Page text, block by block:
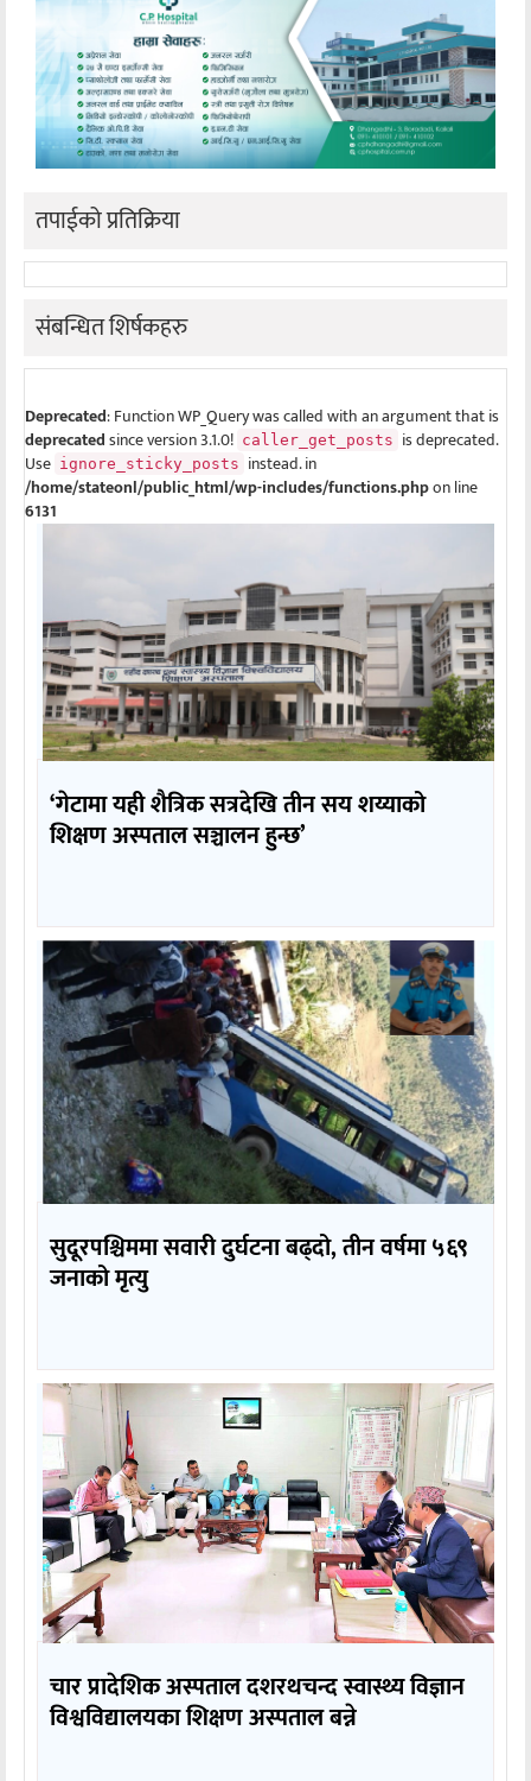
तपाईको प्रतिक्रिया
संबन्धित शिर्षकहरु
Deprecated: Function WP_Query was called with an argument that is
deprecatedsince version 3.1.0! caller_get_posts is deprecated.
Use ignore_sticky_posts instead. in
/home/stateonl/public_html/wp-includes/functions.phpon line
6131
‘गेटामा यही शैत्रिक सत्रदेखि तीन सय शय्याको
शिक्षण अस्पताल सञ्चालन हुन्छ’
सुदूरपश्चिममा सवारी दुर्घटना बढ्दो, तीन वर्षमा ५६९
जनाको मृत्यु
चार प्रादेशिक अस्पताल दशरथचन्द स्वास्थ्य विज्ञान
विश्वविद्यालयका शिक्षण अस्पताल बन्ने